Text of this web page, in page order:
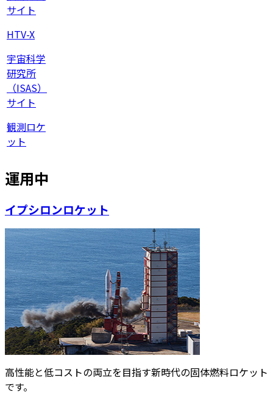
サイト
HTV-X
宇宙科学
研究所
（ISAS）
サイト
観測ロケ
ット
運用中
イプシロンロケット
高性能と低コストの両立を目指す新時代の固体燃料ロケット
です。